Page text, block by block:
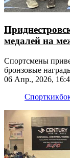
медалей на
Спортсмены
бронзовые
06 Апр., 2026,
Спорт